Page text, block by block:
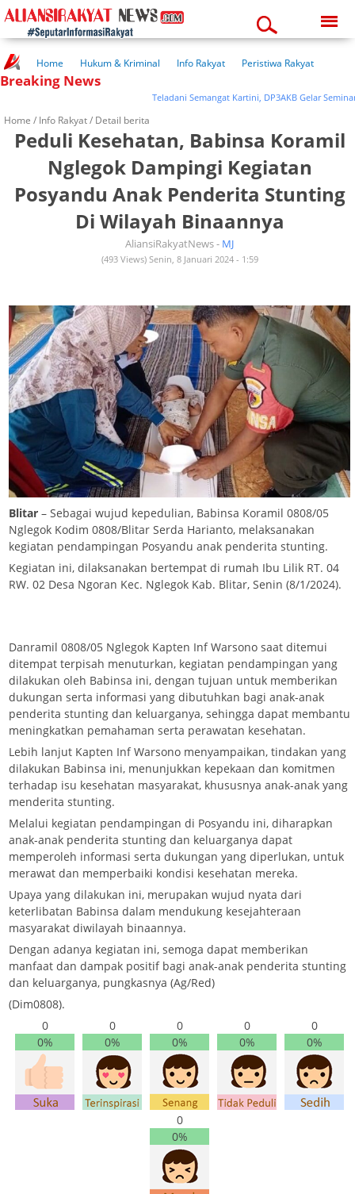
05:36:29 pm
Home Hukum & Kriminal Info Rakyat
Peristiwa Rakyat
Kuliner Rakyat
Wisata Rakyat
Breaking News
Teladani Semangat Kartini, DP3AKB Gelar Seminar
Home / Info Rakyat/ Detail berita
Peduli Kesehatan, Babinsa Koramil
Nglegok Dampingi Kegiatan
Posyandu Anak Penderita Stunting
Di Wilayah Binaannya
AliansiRakyatNews - MJ
(493 Views) Senin, 8 Januari 2024 - 1:59
Blitar – Sebagai wujud kepedulian, Babinsa Koramil 0808/05
Nglegok Kodim 0808/Blitar Serda Harianto, melaksanakan
kegiatan pendampingan Posyandu anak penderita stunting.
Kegiatan ini, dilaksanakan bertempat di rumah Ibu Lilik RT. 04
RW. 02 Desa Ngoran Kec. Nglegok Kab. Blitar, Senin (8/1/2024).
Danramil 0808/05 Nglegok Kapten Inf Warsono saat ditemui
ditempat terpisah menuturkan, kegiatan pendampingan yang
dilakukan oleh Babinsa ini, dengan tujuan untuk memberikan
dukungan serta informasi yang dibutuhkan bagi anak-anak
penderita stunting dan keluarganya, sehingga dapat membantu
meningkatkan pemahaman serta perawatan kesehatan.
Lebih lanjut Kapten Inf Warsono menyampaikan, tindakan yang
dilakukan Babinsa ini, menunjukkan kepekaan dan komitmen
terhadap isu kesehatan masyarakat, khususnya anak-anak yang
menderita stunting.
Melalui kegiatan pendampingan di Posyandu ini, diharapkan
anak-anak penderita stunting dan keluarganya dapat
memperoleh informasi serta dukungan yang diperlukan, untuk
merawat dan memperbaiki kondisi kesehatan mereka.
Upaya yang dilakukan ini, merupakan wujud nyata dari
keterlibatan Babinsa dalam mendukung kesejahteraan
masyarakat diwilayah binaannya.
Dengan adanya kegiatan ini, semoga dapat memberikan
manfaat dan dampak positif bagi anak-anak penderita stunting
dan keluarganya, pungkasnya (Ag/Red)
(Dim0808).
0
0%
0
0%
0
0%
0
0%
0
0%
0
0%